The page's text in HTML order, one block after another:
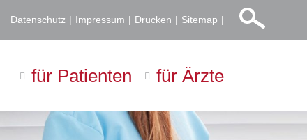
Datenschutz Impressum Drucken Sitemap
für Patienten für Ärzte